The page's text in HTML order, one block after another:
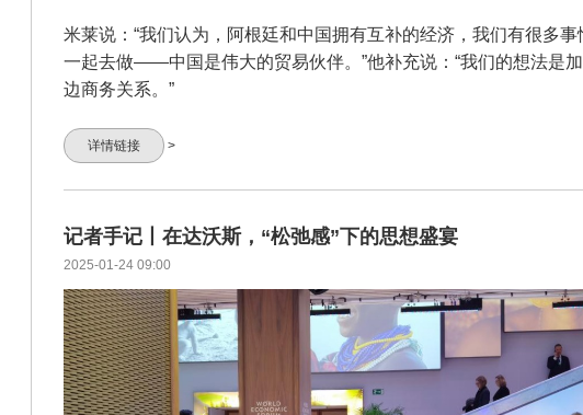
米莱说：“我们认为，阿根廷和中国拥有互补的经济，我们有很多事
一起去做——中国是伟大的贸易伙伴。”他补充说：“我们的想法是
边商务关系。”
详情链接 >
记者手记丨在达沃斯，“松弛感”下的思想盛宴
2025-01-24 09:00